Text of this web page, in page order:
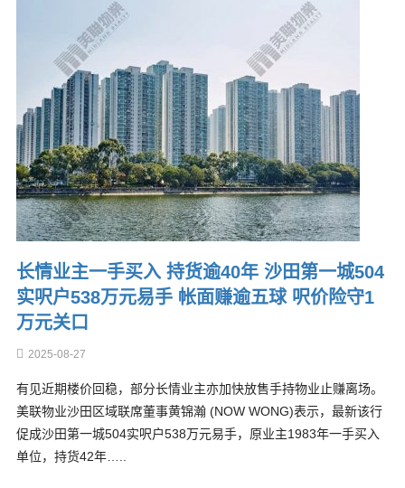
长情业主一手买入 持货逾40年 沙田第一城504
实呎户538万元易手 帐面赚逾五球 呎价险守1
万元关口
2025-08-27
有见近期楼价回稳，部分长情业主亦加快放售手持物业止赚离场。
美联物业沙田区域联席董事黄锦瀚 (NOW WONG)表示，最新该行
促成沙田第一城504实呎户538万元易手，原业主1983年一手买入
单位，持货42年…..